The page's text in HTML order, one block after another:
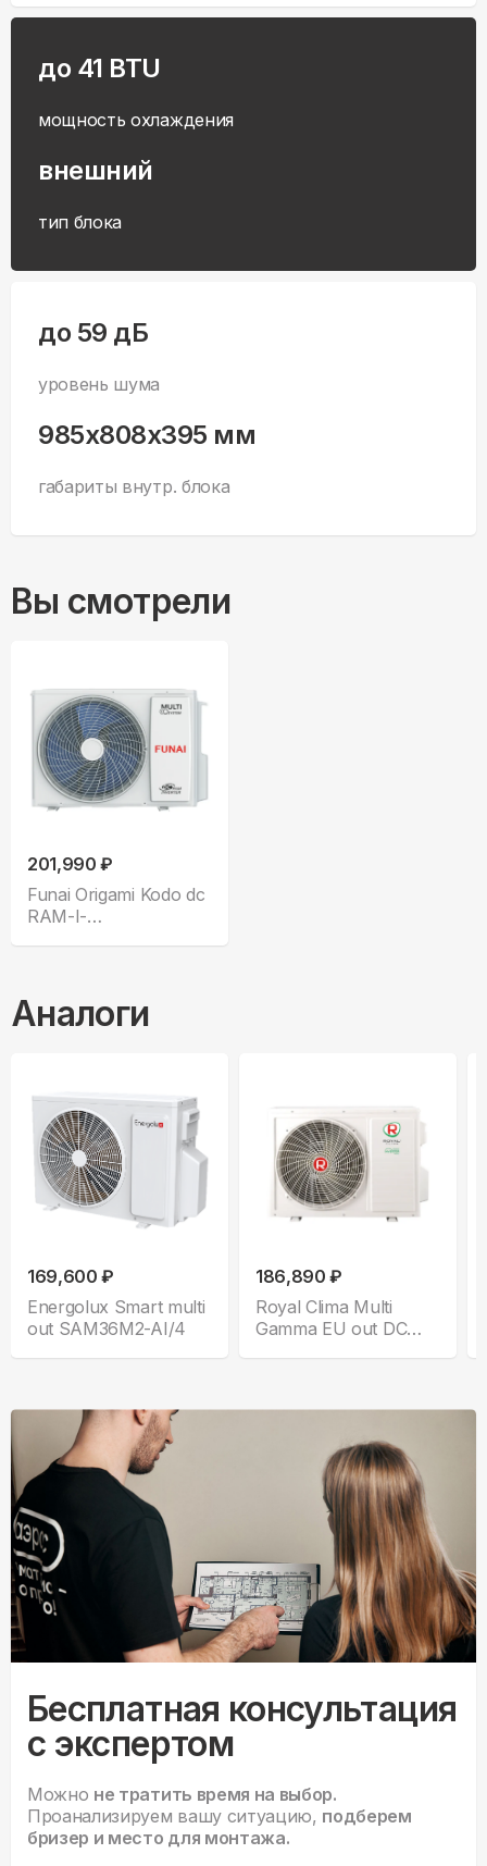
до 41 BTU
мощность охлаждения
внешний
тип блока
до 59 дБ
уровень шума
985x808x395 мм
габариты внутр. блока
Вы смотрели
201,990 ₽
Funai Origami Kodo dc
RAM-I-
Аналоги
169,600 ₽
Energolux Smart multi
out SAM36M2-AI/4
186,890 ₽
Royal Clima Multi
Gamma EU out DC
Бесплатная консультация
с экспертом
Можно не тратить время на выбор.
Проанализируем вашу ситуацию, подберем
бризер и место для монтажа.